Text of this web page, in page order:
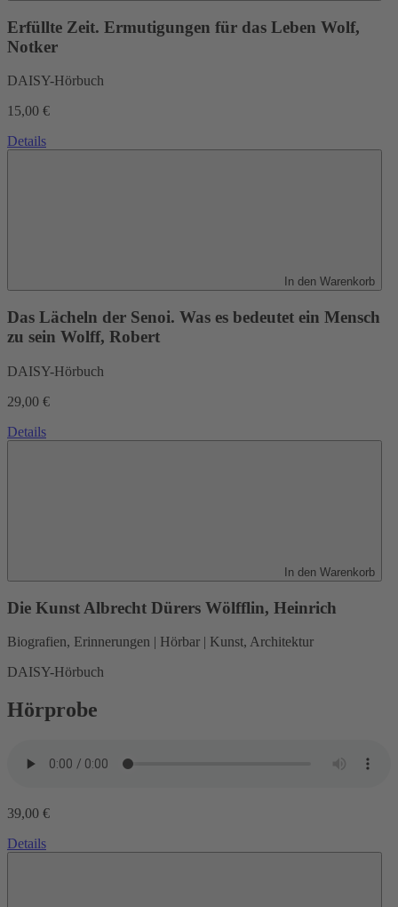
Erfüllte Zeit. Ermutigungen für das Leben Wolf,
Notker
DAISY-Hörbuch
15,00 €
Details
In den Warenkorb
Das Lächeln der Senoi. Was es bedeutet ein Mensch
zu sein Wolff, Robert
DAISY-Hörbuch
29,00 €
Details
In den Warenkorb
Die Kunst Albrecht Dürers Wölfflin, Heinrich
Biografien, Erinnerungen | Hörbar | Kunst, Architektur
DAISY-Hörbuch
Hörprobe
39,00 €
Details